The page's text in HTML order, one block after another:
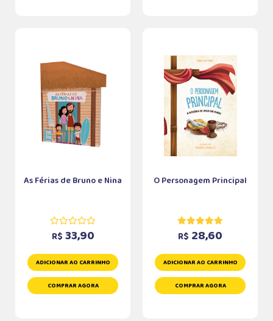
As Férias de Bruno e Nina
R$ 33,90
ADICIONAR AO CARRINHO
COMPRAR AGORA
O Personagem Principal
R$ 28,60
ADICIONAR AO CARRINHO
COMPRAR AGORA